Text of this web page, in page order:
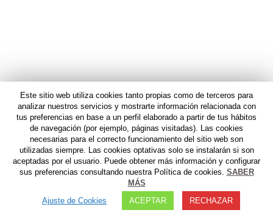
Este sitio web utiliza cookies tanto propias como de terceros para
analizar nuestros servicios y mostrarte información relacionada con
tus preferencias en base a un perfil elaborado a partir de tus hábitos
de navegación (por ejemplo, páginas visitadas). Las cookies
necesarias para el correcto funcionamiento del sitio web son
utilizadas siempre. Las cookies optativas solo se instalarán si son
aceptadas por el usuario. Puede obtener más información y configurar
sus preferencias consultando nuestra Política de cookies. SABER
MÁS
Ajuste de Cookies
ACEPTAR RECHAZAR